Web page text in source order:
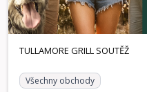
TULLAMORE GRILL SOUTĚŽ
Všechny obchody
1× Voucher Amazing